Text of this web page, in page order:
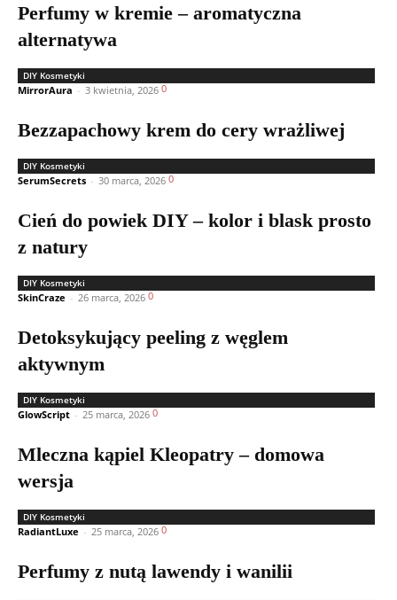
Perfumy w kremie – aromatyczna
alternatywa
DIY Kosmetyki
MirrorAura - 3 kwietnia, 2026 0
Bezzapachowy krem do cery wrażliwej
DIY Kosmetyki
SerumSecrets - 30 marca, 2026 0
Cień do powiek DIY – kolor i blask prosto
z natury
DIY Kosmetyki
SkinCraze - 26 marca, 2026 0
Detoksykujący peeling z węglem
aktywnym
DIY Kosmetyki
GlowScript - 25 marca, 2026 0
Mleczna kąpiel Kleopatry – domowa
wersja
DIY Kosmetyki
RadiantLuxe - 25 marca, 2026 0
Perfumy z nutą lawendy i wanilii